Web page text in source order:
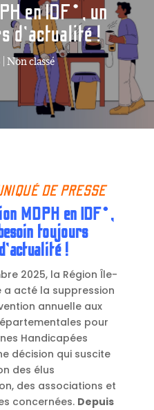
en IDF*, un
d’actualité !
Non classé
DE PRESSE
MDPH en IDF*,
toujours
d’actualité !
2025, la Région Île-
a acté la suppression
annuelle aux
pour
Handicapées
décision qui suscite
des élus
des associations et
concernées. Depuis